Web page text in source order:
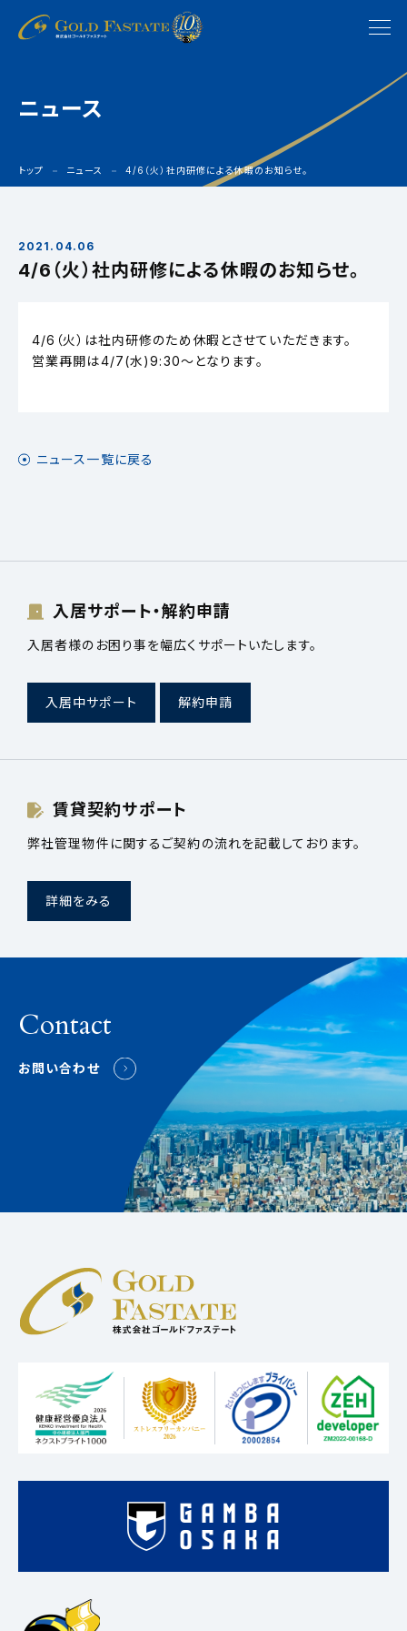
ニュース
トップ ニュース 4/6（火）社内研修による休暇のお知らせ。
2021.04.06
4/6（火）社内研修による休暇のお知らせ。
4/6（火）は社内研修のため休暇とさせていただきます。
営業再開は4/7(水)9:30～となります。
ニュース一覧に戻る
入居サポート・解約申請
入居者様のお困り事を幅広くサポートいたします。
入居中サポート 解約申請
賃貸契約サポート
弊社管理物件に関するご契約の流れを記載しております。
詳細をみる
Contact
お問い合わせ